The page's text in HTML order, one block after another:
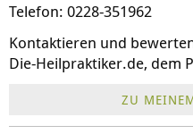
Telefon: 0228-351962
Kontaktieren und
Die-Heilpraktiker.de, dem
ZU